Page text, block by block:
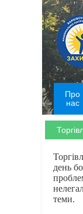
Про
нас
день
теми.